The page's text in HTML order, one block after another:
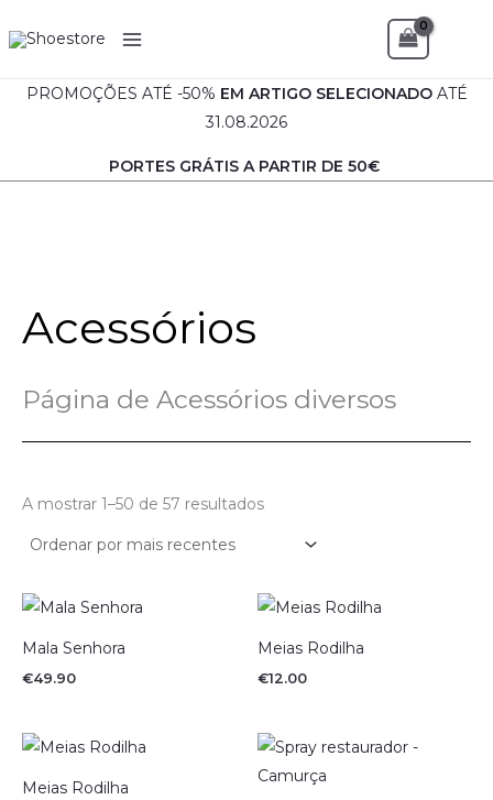
to
PROMOÇÕES ATÉ -50% EM ARTIGO SELECIONADO ATÉ
31.08.2026
PORTES GRÁTIS A PARTIR DE 50€
m
o
Acessórios
Página de Acessórios diversos
A mostrar 1–50 de 57 resultados
Mala Senhora
€49.90
Meias Rodilha
€12.00
Meias Rodilha